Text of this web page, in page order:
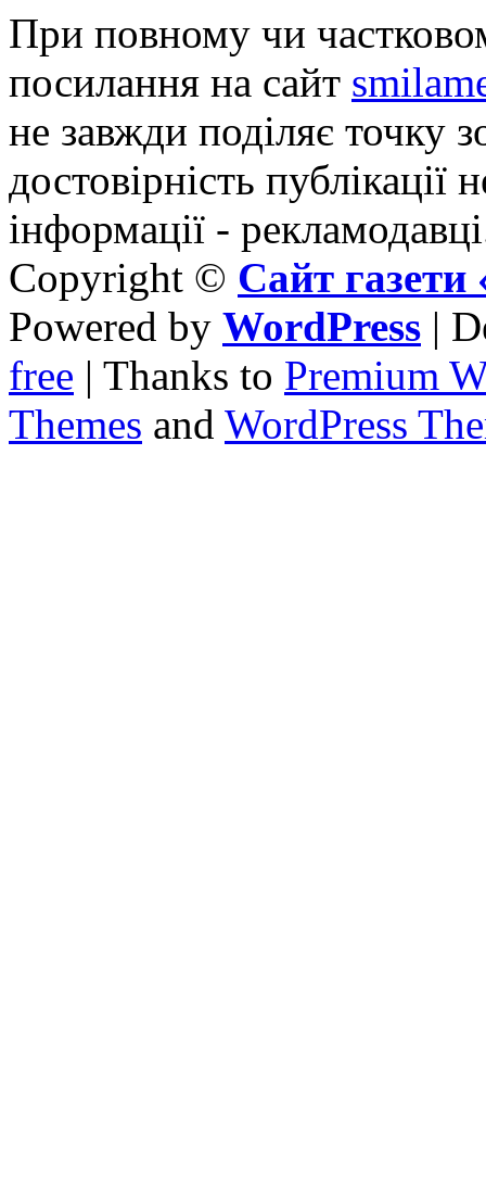
При повному чи
посилання на сайт
не завжди поділяє точку
достовірність публікації
інформації -
Copyright © Сайт
Powered by WordPress |
free | Thanks to Premium
Themes and WordPress